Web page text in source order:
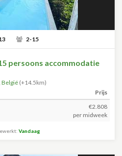
2-15
persoons accommodatie
België (+14.5km)
Prijs
€2.808
per midweek
Vandaag